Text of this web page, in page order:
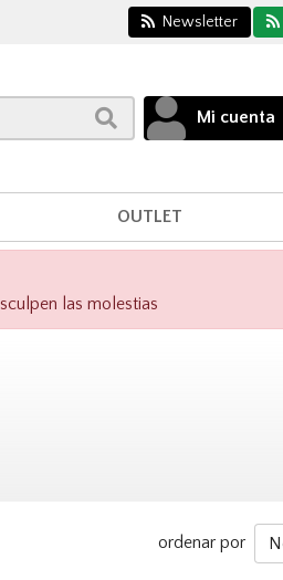
Newsletter
Mi cuenta
OUTLET
las molestias
ordenar por